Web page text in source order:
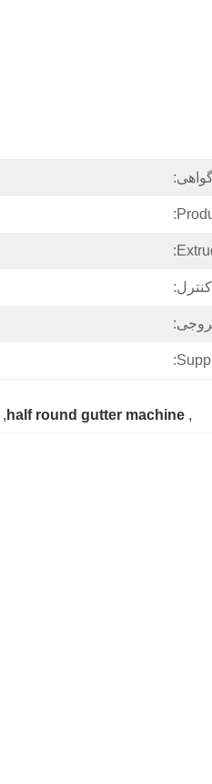
,
half round gutter machine
,